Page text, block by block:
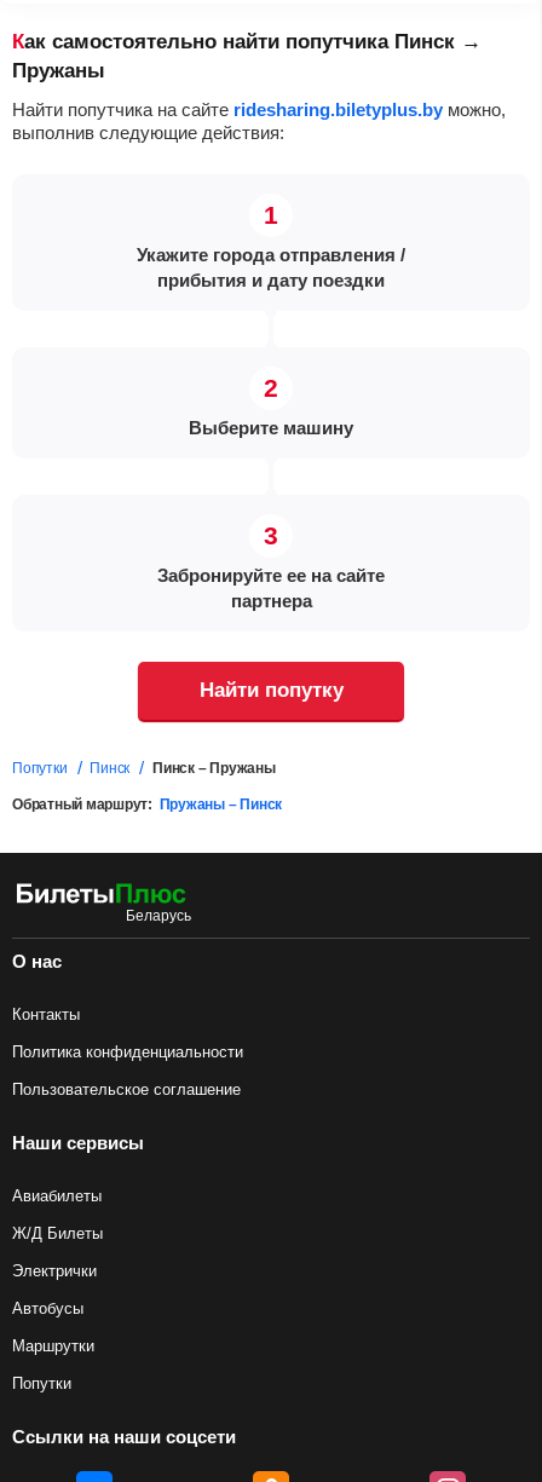
Как самостоятельно найти попутчика Пинск →
Пружаны
Найти попутчика на сайте ridesharing.biletyplus.by можно,
выполнив следующие действия:
Укажите города отправления /
прибытия и дату поездки
Выберите машину
Забронируйте ее на сайте
партнера
Найти попутку
Попутки Пинск Пинск – Пружаны
Обратный маршрут: Пружаны – Пинск
О нас
Контакты
Политика конфиденциальности
Пользовательское соглашение
Наши сервисы
Авиабилеты
Ж/Д Билеты
Электрички
Автобусы
Маршрутки
Попутки
Ссылки на наши соцсети